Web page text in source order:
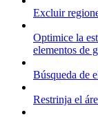
Excluir
Optimice la
elementos de
Búsqueda de
Restrinja el